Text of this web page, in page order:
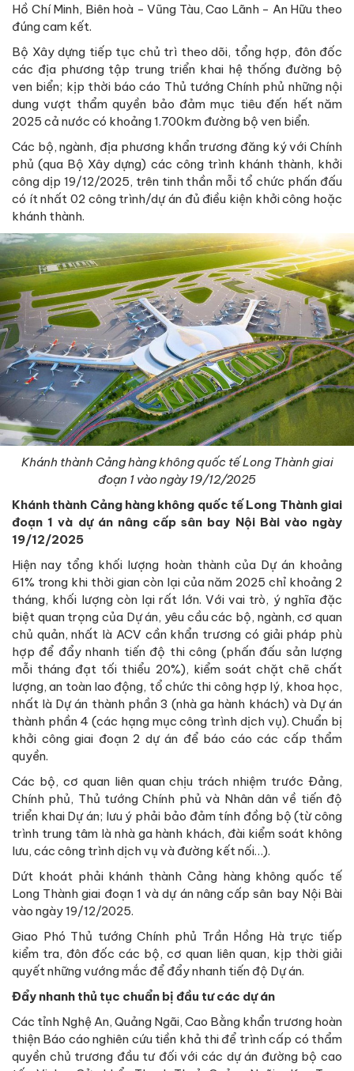
Hồ Chí Minh, Biên hoà - Vũng Tàu, Cao Lãnh - An Hữu theo
đúng cam kết.
Bộ Xây dựng tiếp tục chủ trì theo dõi, tổng hợp, đôn đốc
các địa phương tập trung triển khai hệ thống đường bộ
ven biển; kịp thời báo cáo Thủ tướng Chính phủ những nội
dung vượt thẩm quyền bảo đảm mục tiêu đến hết năm
2025 cả nước có khoảng 1.700km đường bộ ven biển.
Các bộ, ngành, địa phương khẩn trương đăng ký với Chính
phủ (qua Bộ Xây dựng) các công trình khánh thành, khởi
công dịp 19/12/2025, trên tinh thần mỗi tổ chức phấn đấu
có ít nhất 02 công trình/dự án đủ điều kiện khởi công hoặc
khánh thành.
Khánh thành Cảng hàng không quốc tế Long Thành giai
đoạn 1 vào ngày 19/12/2025
Khánh thành Cảng hàng không quốc tế Long Thành giai
đoạn 1 và dự án nâng cấp sân bay Nội Bài vào ngày
19/12/2025
Hiện nay tổng khối lượng hoàn thành của Dự án khoảng
61% trong khi thời gian còn lại của năm 2025 chỉ khoảng 2
tháng, khối lượng còn lại rất lớn. Với vai trò, ý nghĩa đặc
biệt quan trọng của Dự án, yêu cầu các bộ, ngành, cơ quan
chủ quản, nhất là ACV cần khẩn trương có giải pháp phù
hợp để đẩy nhanh tiến độ thi công (phấn đấu sản lượng
mỗi tháng đạt tối thiểu 20%), kiểm soát chặt chẽ chất
lượng, an toàn lao động, tổ chức thi công hợp lý, khoa học,
nhất là Dự án thành phần 3 (nhà ga hành khách) và Dự án
thành phần 4 (các hạng mục công trình dịch vụ). Chuẩn bị
khởi công giai đoạn 2 dự án để báo cáo các cấp thẩm
quyền.
Các bộ, cơ quan liên quan chịu trách nhiệm trước Đảng,
Chính phủ, Thủ tướng Chính phủ và Nhân dân về tiến độ
triển khai Dự án; lưu ý phải bảo đảm tính đồng bộ (từ công
trình trung tâm là nhà ga hành khách, đài kiểm soát không
lưu, các công trình dịch vụ và đường kết nối…).
Dứt khoát phải khánh thành Cảng hàng không quốc tế
Long Thành giai đoạn 1 và dự án nâng cấp sân bay Nội Bài
vào ngày 19/12/2025.
Giao Phó Thủ tướng Chính phủ Trần Hồng Hà trực tiếp
kiểm tra, đôn đốc các bộ, cơ quan liên quan, kịp thời giải
quyết những vướng mắc để đẩy nhanh tiến độ Dự án.
Đẩy nhanh thủ tục chuẩn bị đầu tư các dự án
Các tỉnh Nghệ An, Quảng Ngãi, Cao Bằng khẩn trương hoàn
thiện Báo cáo nghiên cứu tiền khả thi để trình cấp có thẩm
quyền chủ trương đầu tư đối với các dự án đường bộ cao